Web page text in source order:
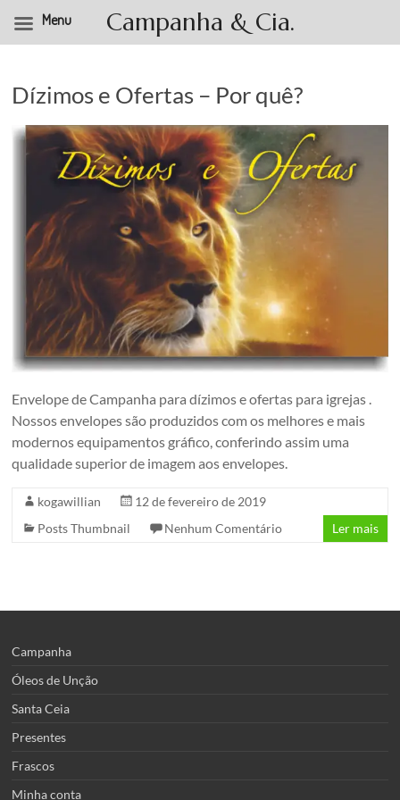
conteúdo
Dízimos e Ofertas – Por quê?
Envelope de Campanha para dízimos e ofertas para igrejas .
Nossos envelopes são produzidos com os melhores e mais
modernos equipamentos gráfico, conferindo assim uma
qualidade superior de imagem aos envelopes.
kogawillian
12 de fevereiro de 2019
Posts Thumbnail
Nenhum Comentário Ler mais
Campanha
Óleos de Unção
Santa Ceia
Presentes
Frascos
Minha conta
Menu Campanha & Cia.